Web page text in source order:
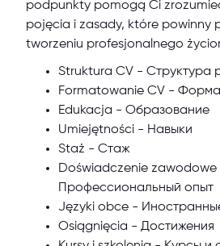
podpunkty pomogą Ci
pojęcia i zasady, które powinny
tworzeniu profesjonalnego
Struktura CV - Структура
Formatowanie CV -
Edukacja - Образование
Umiejętności - Навыки
Staż - Стаж
Doświadczenie zawodowe
Профессиональный опыт
Języki obce -
Osiągnięcia - Достижения